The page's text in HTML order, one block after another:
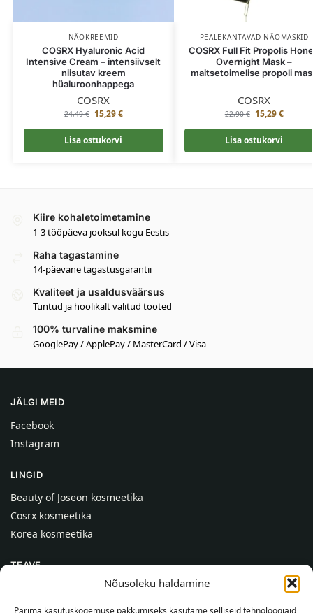
Nõusoleku haldamine
Parima kasutuskogemuse pakkumiseks kasutame selliseid tehnoloogiaid
NÄOKREEMID
COSRX Hyaluronic Acid
Intensive Cream – intensiivselt
niisutav kreem
hüaluroonhappega
COSRX
24,49€ 15,29€
Lisa ostukorvi
PEALEKANTAVAD NÄOMASKID
COSRX Full Fit Propolis
Overnight Mask –
maitsetoimelise propoli
COSRX
22,90€ 15,29€
Lisa ostukorvi
Kiire kohaletoimetamine
1-3 tööpäeva jooksul kogu Eestis
Raha tagastamine
14-päevane tagastusgarantii
Kvaliteet ja usaldusväärsus
Tuntud ja hoolikalt valitud tooted
100% turvaline maksmine
GooglePay / ApplePay / MasterCard / Visa
JÄLGI MEID
Facebook
Instagram
LINGID
Beauty of Joseon kosmeetika
Cosrx kosmeetika
Korea kosmeetika
TEAVE
Kontaktid